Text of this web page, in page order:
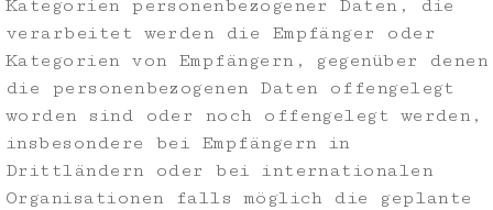
Kategorien personenbezogener Daten, die
verarbeitet werden die Empfänger oder
Kategorien von Empfängern, gegenüber denen
die personenbezogenen Daten offengelegt
worden sind oder noch offengelegt werden,
insbesondere bei Empfängern in
Drittländern oder bei internationalen
Organisationen falls möglich die geplante